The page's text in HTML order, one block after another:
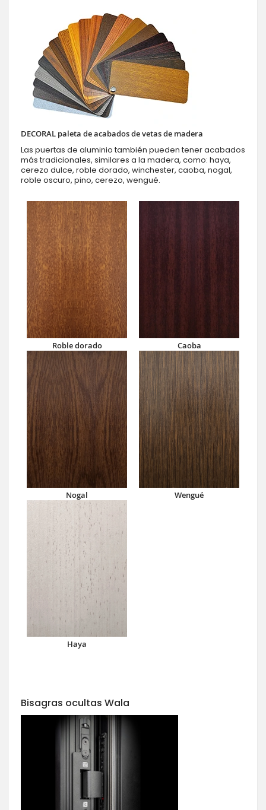
DECORAL paleta de acabados de vetas de madera
Las puertas de aluminio también pueden tener acabados
más tradicionales, similares a la madera, como: haya,
cerezo dulce, roble dorado, winchester, caoba, nogal,
roble oscuro, pino, cerezo, wengué.
Roble dorado Caoba
Nogal Wengué
Haya
Bisagras ocultas Wala